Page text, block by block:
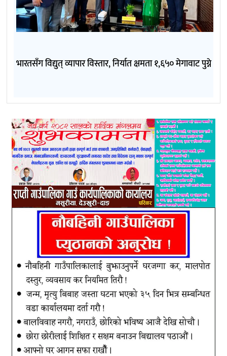
भारतसँग विद्युत् व्यापार विस्तार, निर्यात क्षमता १,६५० मेगावाट पुग्ने